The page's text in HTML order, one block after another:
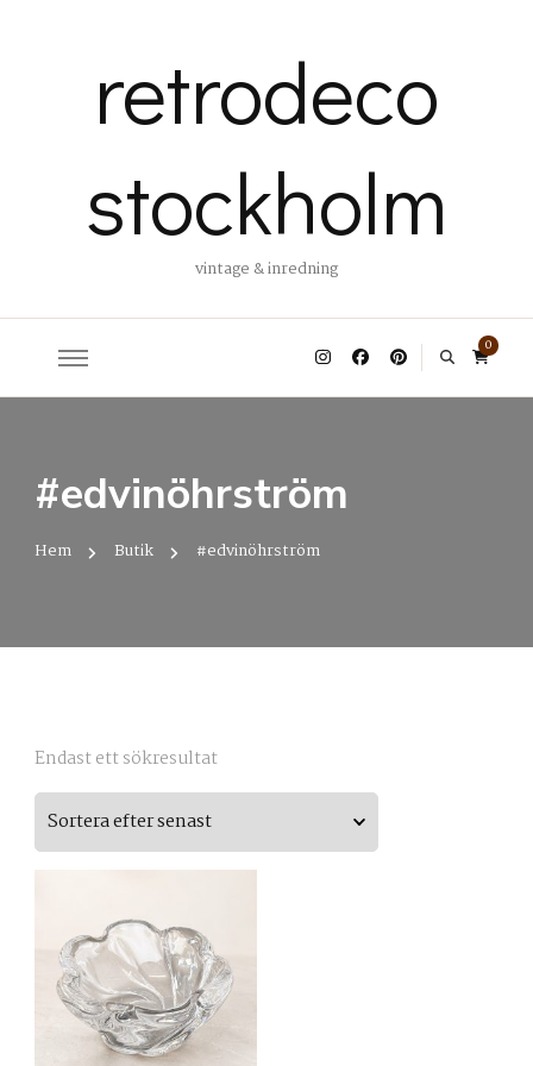
retrodeco
stockholm
vintage & inredning
0
#edvinöhrström
Hem Butik #edvinöhrström
Endast ett sökresultat